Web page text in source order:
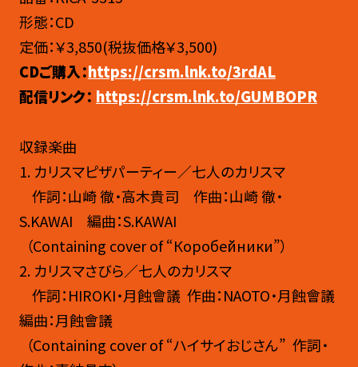
形態：CD
定価：￥3,850(税抜価格￥3,500)
CDご購入：https://crsm.lnk.to/3rdAL
配信リンク： https://crsm.lnk.to/GUMBOPR
収録楽曲
1. カリスマピザパーティー／七人のカリスマ
作詞：山崎 徹・高木貴司 作曲：山崎 徹・
S.KAWAI 編曲：S.KAWAI
（Containing cover of “Коробе́йники”）
2. カリスマさびら／七人のカリスマ
作詞：HIROKI・月蝕會議 作曲：NAOTO・月蝕會議
編曲：月蝕會議
（Containing cover of “ハイサイおじさん” 作詞・